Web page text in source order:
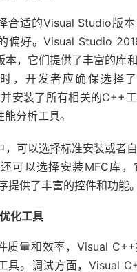
合适的Visual Studio版
偏好。Visual Studio
本，它们提供了丰富的库
，开发者应确保选择
安装了所有相关的C++
分析工具。
，可以选择标准安装或者
可以选择安装MFC库
供了丰富的控件和功能。
化工具
质量和效率，Visual
具。调试方面，Visual